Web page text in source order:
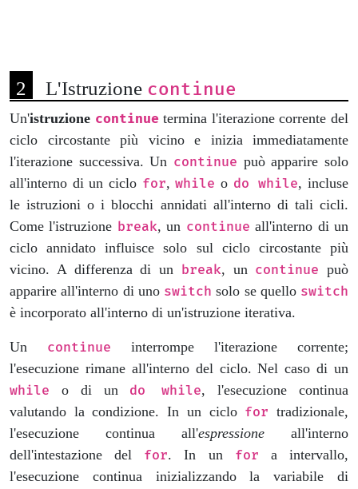
L'Istruzione continue
Un'istruzione continuetermina l'iterazione corrente del
ciclo circostante più vicino e inizia immediatamente
l'iterazione successiva. Un continue può apparire solo
all'interno di un ciclo for,while o do while, incluse
le istruzioni o i blocchi annidati all'interno di tali cicli.
Come l'istruzione break, un continue all'interno di un
ciclo annidato influisce solo sul ciclo circostante più
vicino. A differenza di un break, un continue può
apparire all'interno di uno switch solo se quello switch
è incorporato all'interno di un'istruzione iterativa.
Un continue interrompe l'iterazione corrente;
l'esecuzione rimane all'interno del ciclo. Nel caso di un
while o di un do while, l'esecuzione continua
valutando la condizione. In un ciclo for tradizionale,
l'esecuzione continua all'espressione all'interno
dell'intestazione del for. In un for a intervallo,
l'esecuzione continua inizializzando la variabile di